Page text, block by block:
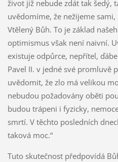
život již nebude zdát tak šedý,
uvědomíme, že nežijeme sami,
Vtělený Bůh. To je základ
optimismus však není naivní.
existuje odpůrce, nepřítel,
Pavel II. v jedné své promluvě
uvědomit, že zlo má velikou
nebudou požadovány oběti
budou trápeni i fyzicky,
smrtí. V těchto posledních
taková moc.“
Tuto skutečnost předpovídá